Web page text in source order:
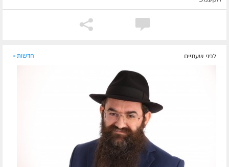
לפני שעתיים חדשות »